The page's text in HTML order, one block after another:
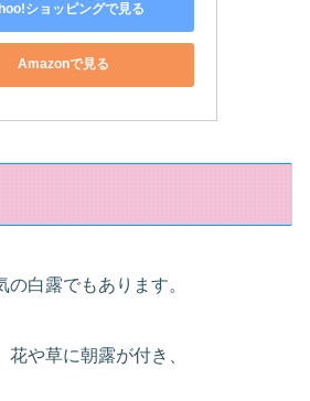
ショッピングで見る
Amazonで見る
白露でもあります。
や草に朝露が付き、